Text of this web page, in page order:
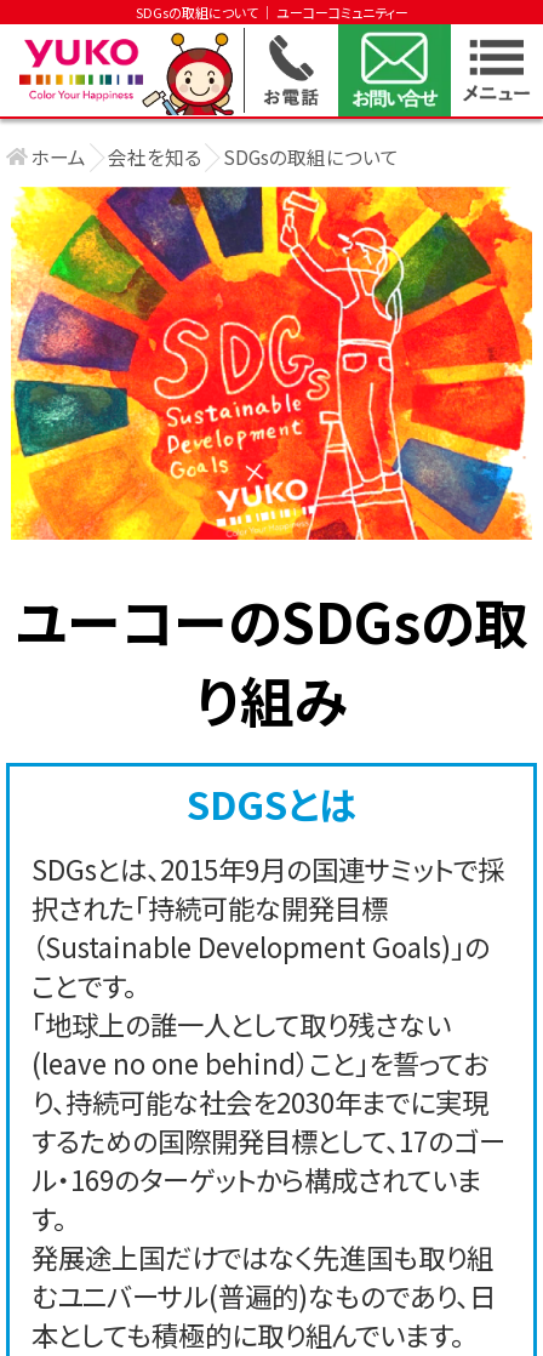
SDGsの取組について │ ユーコーコミュニティー
ホーム 会社を知る SDGsの取組について
ユーコーのSDGsの取
り組み
SDGSとは
SDGsとは、2015年9月の国連サミットで採
択された「持続可能な開発目標
（Sustainable Development Goals)」の
ことです。
「地球上の誰一人として取り残さない
(leave no one behind）こと」を誓ってお
り、持続可能な社会を2030年までに実現
するための国際開発目標として、17のゴー
ル・169のターゲットから構成されていま
す。
発展途上国だけではなく先進国も取り組
むユニバーサル(普遍的)なものであり、日
本としても積極的に取り組んでいます。